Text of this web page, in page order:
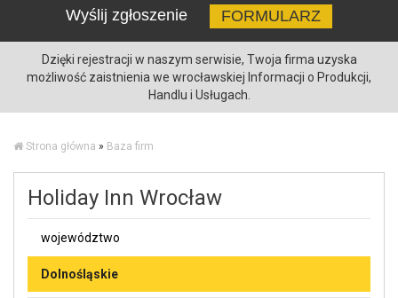
Wyślij zgłoszenie
FORMULARZ
Dzięki rejestracji w naszym serwisie, Twoja firma uzyska
możliwość zaistnienia we wrocławskiej Informacji o Produkcji,
Handlu i Usługach.
Strona główna » Baza firm
Holiday Inn Wrocław
województwo
Dolnośląskie